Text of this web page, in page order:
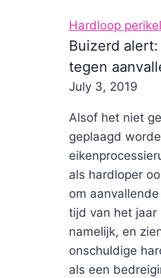
Hardloop
Buizerd
tegen
ByNicole
July 3, 2019
Alsof het niet
geplaagd
als hardloper
om
tijd van het jaar
namelijk, en
onschuldige
als een